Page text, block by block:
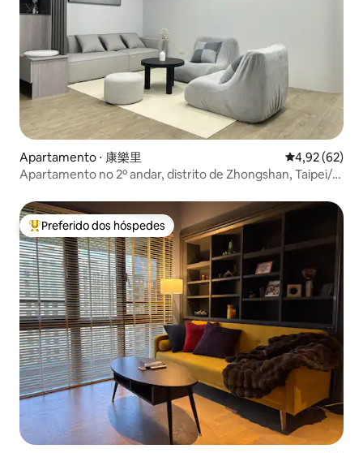
Apartamento ⋅ 康樂里 4,92 de uma
4,92 (62)
Apartamento no 2º andar, distrito de Zhongshan, Taipei/3
de Zhongshan e do distrito comercial de Chifeng/1 minuto
da loja de conveniência/decoração totalmente nova
Entre os melhores preferidos dos hóspedes
Preferido dos hóspedes